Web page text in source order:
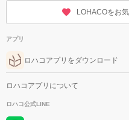
LOHACOをお
アプリ
ロハコアプリをダウンロード
ロハコアプリについて
ロハコ公式LINE